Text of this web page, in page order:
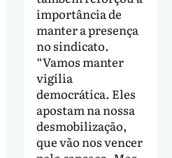
importância de
manter a presença
no sindicato.
“Vamos manter
vigília
democrática. Eles
apostam na nossa
desmobilização,
que vão nos vencer